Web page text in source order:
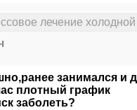
лечение
занимался и
плотный график
заболеть?